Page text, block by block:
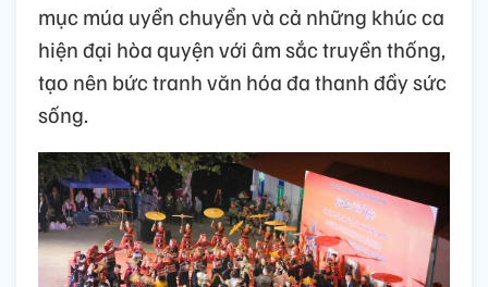
mục múa uyển chuyển và cả những khúc ca
hiện đại hòa quyện với âm sắc truyền thống,
tạo nên bức tranh văn hóa đa thanh đầy sức
sống.